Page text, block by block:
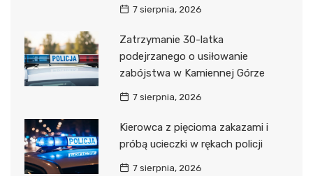
7 sierpnia, 2026
Zatrzymanie 30-latka
podejrzanego o usiłowanie
zabójstwa w Kamiennej Górze
7 sierpnia, 2026
Kierowca z pięcioma zakazami i
próbą ucieczki w rękach policji
7 sierpnia, 2026